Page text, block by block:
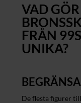
VAD GÖR
FRÅN
UNIKA?
De flesta figurer